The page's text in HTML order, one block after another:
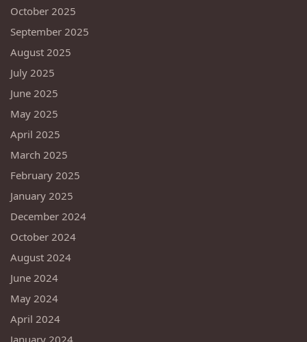
October 2025
September 2025
August 2025
July 2025
June 2025
May 2025
April 2025
March 2025
February 2025
January 2025
December 2024
October 2024
August 2024
June 2024
May 2024
April 2024
January 2024